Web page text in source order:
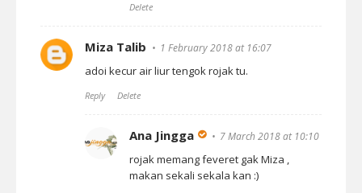
Delete
Miza Talib 1 February 2018 at 16:07
adoi kecur air liur tengok rojak tu.
Reply Delete
Ana Jingga 7 March 2018 at 10:10
rojak memang feveret gak Miza ,
makan sekali sekala kan :)